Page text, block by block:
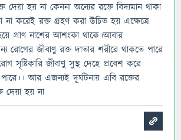
দেয়া হয় না কেননা অন্যের রক্তে বিদ্যমান থাকা
না করেই রক্ত গ্রহণ করা উচিত হয় এক্ষেত্রে
প্রাণ নাশের আশংকা থাকে।আবার
রোগের জীবাণু রক্ত দাতার শরীরে থাকতে পারে
সৃষ্টিকারি জীবাণু সুস্থ দেহে প্রবেশ করে
আর এজন্যই দূর্ঘটনায় এবি রক্তের
দেয়া হয় না